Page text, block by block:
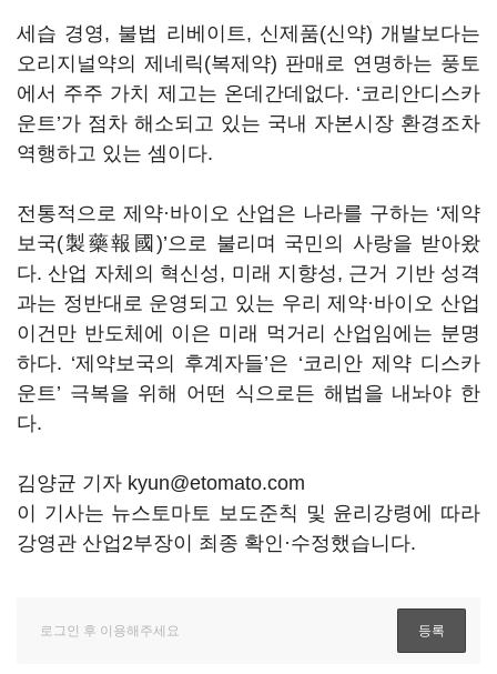
세습 경영, 불법 리베이트, 신제품(신약) 개발보다는
오리지널약의 제네릭(복제약) 판매로 연명하는 풍토
에서 주주 가치 제고는 온데간데없다. ‘코리안디스카
운트’가 점차 해소되고 있는 국내 자본시장 환경조차
역행하고 있는 셈이다.
전통적으로 제약·바이오 산업은 나라를 구하는 ‘제약
보국(製藥報國)’으로 불리며 국민의 사랑을 받아왔
다. 산업 자체의 혁신성, 미래 지향성, 근거 기반 성격
과는 정반대로 운영되고 있는 우리 제약·바이오 산업
이건만 반도체에 이은 미래 먹거리 산업임에는 분명
하다. ‘제약보국의 후계자들’은 ‘코리안 제약 디스카
운트’ 극복을 위해 어떤 식으로든 해법을 내놔야 한
다.
김양균 기자 kyun@etomato.com
이 기사는 뉴스토마토 보도준칙 및 윤리강령에 따라
강영관 산업2부장이 최종 확인·수정했습니다.